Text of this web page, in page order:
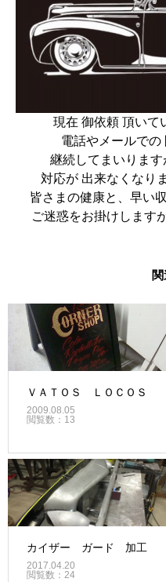
現在 御依頼 頂いて
電話やメールでの
継続してまいりま
対応が 出来なくなり
皆さまの健康と、早い
ご迷惑をお掛けします
ＶＡＴＯＳ ＬＯＣＯＳ
2009.08.05
閲覧数：13
カイザー ガード 加工
2017.04.20
閲覧数：24